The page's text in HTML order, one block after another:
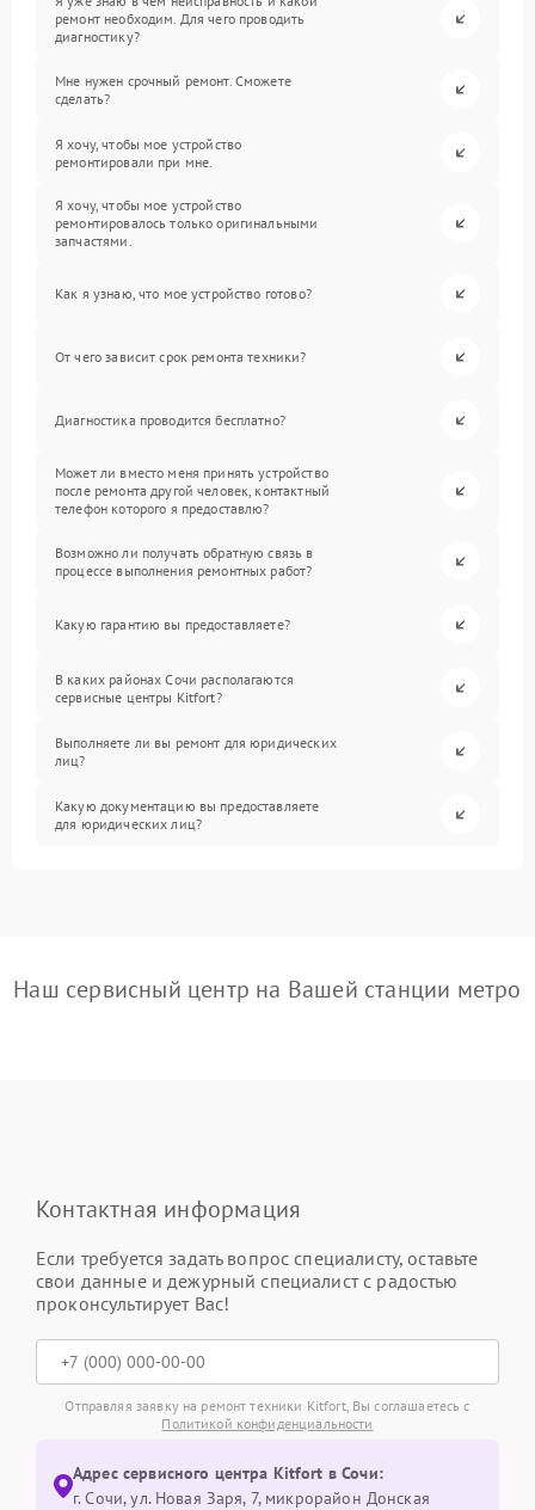
ремонт необходим. Для чего проводить
диагностику?
Мне нужен срочный ремонт. Сможете
сделать?
Я хочу, чтобы мое устройство
ремонтировали при мне.
Я хочу, чтобы мое устройство
ремонтировалось только оригинальными
запчастями.
Как я узнаю, что мое устройство готово?
От чего зависит срок ремонта техники?
Диагностика проводится бесплатно?
Может ли вместо меня принять устройство
после ремонта другой человек, контактный
телефон которого я предоставлю?
Возможно ли получать обратную связь в
процессе выполнения ремонтных работ?
Какую гарантию вы предоставляете?
В каких районах Сочи располагаются
сервисные центры Kitfort?
Выполняете ли вы ремонт для юридических
лиц?
Какую документацию вы предоставляете
для юридических лиц?
Наш сервисный центр на Вашей станции метро
Контактная информация
Если требуется задать вопрос специалисту, оставьте
свои данные и дежурный специалист с радостью
проконсультирует Вас!
Отправляя заявку на ремонт техники Kitfort, Вы соглашаетесь с
Политикой конфиденциальности
Адрес сервисного центра Kitfort в Сочи:
г. Сочи, ул. Новая Заря, 7, микрорайон Донская